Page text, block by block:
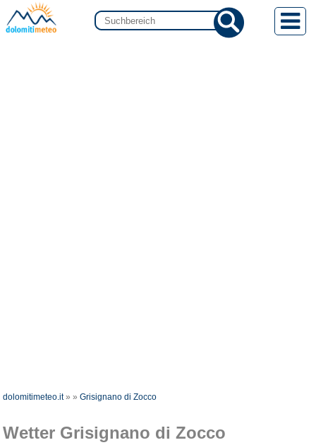
dolomitimeteo.it»»Grisignano di Zocco
Wetter Grisignano di Zocco